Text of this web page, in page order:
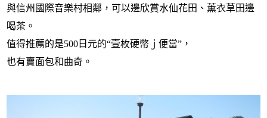
與信州國際音樂村相鄰，可以邊欣賞水仙花田、薰衣草田邊
喝茶。
值得推薦的是500日元的“壹枚硬幣ｊ便當”，
也有賣面包和曲奇。